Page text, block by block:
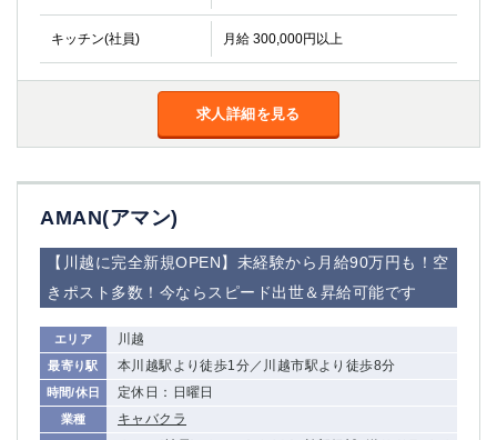
キッチン(社員) 月給 300,000円以上
求人詳細を見る
AMAN(アマン)
【川越に完全新規OPEN】未経験から月給90万円も！空
きポスト多数！今ならスピード出世＆昇給可能です
エリア 川越
最寄り駅 本川越駅より徒歩1分／川越市駅より徒歩8分
時間/休日 定休日：日曜日
業種 キャバクラ
荻窪
浅草
新小岩
幡ヶ谷
久米川
西麻布
五井
関内
横浜
川崎
溝の口
本厚木
新横浜
藤沢
武蔵小杉
橋本
小田原
関内・馬車道・日ノ出町